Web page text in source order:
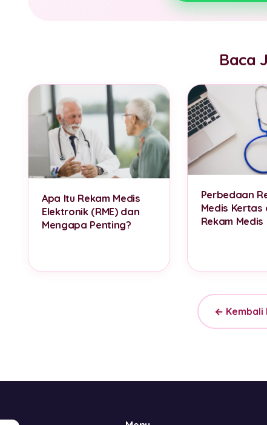
Baca
Apa Itu Rekam Medis
Elektronik (RME) dan
Mengapa Penting?
Perbedaan
Medis Kertas
Rekam
← Kembali